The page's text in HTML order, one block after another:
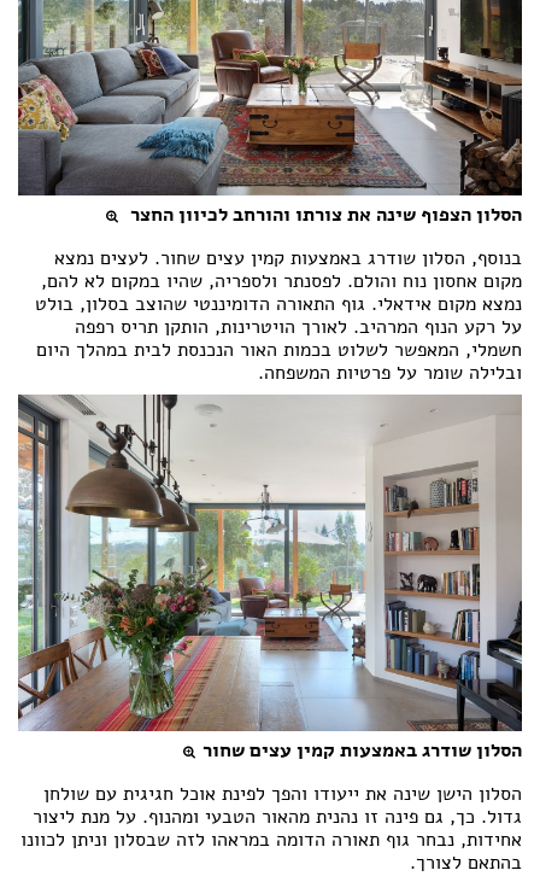
הסלון הצפוף שינה את צורתו והורחב לכיוון החצר
בנוסף, הסלון שודרג באמצעות קמין עצים שחור. לעצים נמצא
מקום אחסון נוח והולם. לפסנתר ולספריה, שהיו במקום לא להם,
נמצא מקום אידאלי. גוף התאורה הדומיננטי שהוצב בסלון, בולט
על רקע הנוף המרהיב. לאורך הויטרינות, הותקן תריס רפפה
חשמלי, המאפשר לשלוט בכמות האור הנכנסת לבית במהלך היום
ובלילה שומר על פרטיות המשפחה.
הסלון שודרג באמצעות קמין עצים שחור
הסלון הישן שינה את ייעודו והפך לפינת אוכל חגיגית עם שולחן
גדול. כך, גם פינה זו נהנית מהאור הטבעי ומהנוף. על מנת ליצור
אחידות, נבחר גוף תאורה הדומה במראהו לזה שבסלון וניתן לכוונו
בהתאם לצורך.